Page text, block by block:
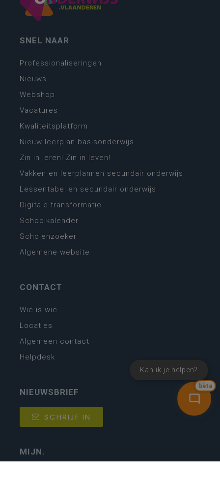
bèta
Kan ik je helpen?
SNEL NAAR
Professionaliseringen
Nieuws
Webshop
Vacatures
Kwaliteitsplatform
Nieuw leerplan basisonderwijs
Zin in leren! Zin in leven!
Vakken en leerplannen secundair onderwijs
Lessentabellen secundair onderwijs
Digitale transformatie
Schoolkalender
Scholenzoeker
Algemene website
CONTACT
Wie is wie
Locaties
Algemeen contact
Helpdesk
NIEUWSBRIEF
SCHRIJF IN
MIJN.